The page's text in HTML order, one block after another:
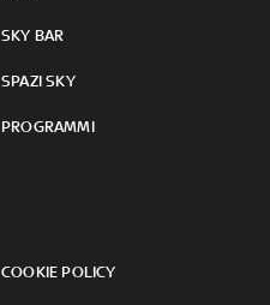
SKY BAR
SPAZI SKY
PROGRAMMI
COOKIE POLICY